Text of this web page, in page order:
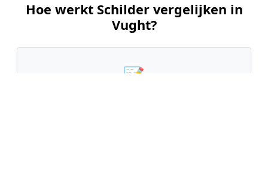
Hoe werkt Schilder vergelijken in
Vught?
📝